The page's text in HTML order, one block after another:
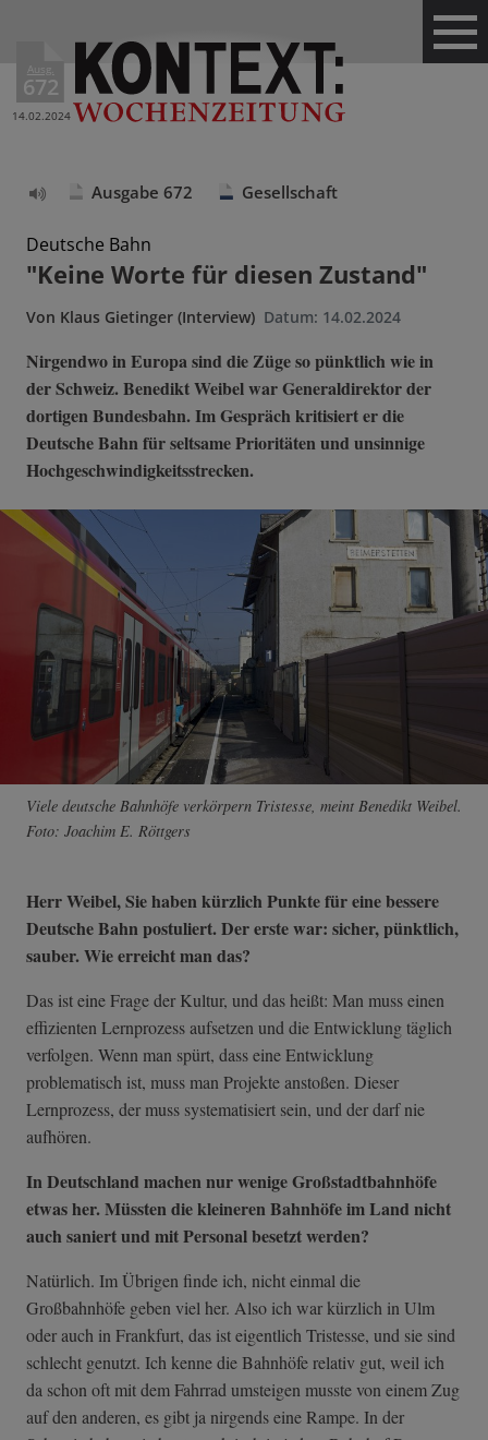
Ausg.
672
14.02.2024
vorlesen
Ausgabe 672 Gesellschaft
Deutsche Bahn
"Keine Worte für diesen Zustand"
Von Klaus Gietinger (Interview) Datum: 14.02.2024
Nirgendwo in Europa sind die Züge so pünktlich wie in
der Schweiz. Benedikt Weibel war Generaldirektor der
dortigen Bundesbahn. Im Gespräch kritisiert er die
Deutsche Bahn für seltsame Prioritäten und unsinnige
Hochgeschwindigkeitsstrecken.
Viele deutsche Bahnhöfe verkörpern Tristesse, meint Benedikt Weibel.
Foto: Joachim E. Röttgers
Herr Weibel, Sie haben kürzlich Punkte für eine bessere
Deutsche Bahn postuliert. Der erste war: sicher, pünktlich,
sauber. Wie erreicht man das?
Das ist eine Frage der Kultur, und das heißt: Man muss einen
effizienten Lernprozess aufsetzen und die Entwicklung täglich
verfolgen. Wenn man spürt, dass eine Entwicklung
problematisch ist, muss man Projekte anstoßen. Dieser
Lernprozess, der muss systematisiert sein, und der darf nie
aufhören.
In Deutschland machen nur wenige Großstadtbahnhöfe
etwas her. Müssten die kleineren Bahnhöfe im Land nicht
auch saniert und mit Personal besetzt werden?
Natürlich. Im Übrigen finde ich, nicht einmal die
Großbahnhöfe geben viel her. Also ich war kürzlich in Ulm
oder auch in Frankfurt, das ist eigentlich Tristesse, und sie sind
schlecht genutzt. Ich kenne die Bahnhöfe relativ gut, weil ich
da schon oft mit dem Fahrrad umsteigen musste von einem Zug
auf den anderen, es gibt ja nirgends eine Rampe. In der